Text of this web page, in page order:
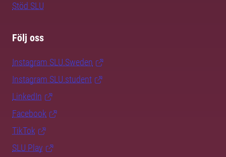
Stöd SLU
Följ oss
Instagram SLU.Sweden
Instagram SLU.student
LinkedIn
Facebook
TikTok
SLU Play